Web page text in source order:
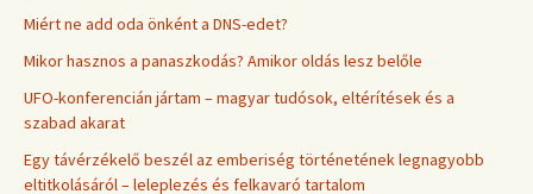
Miért ne add oda önként a DNS-edet?
Mikor hasznos a panaszkodás? Amikor oldás lesz belőle
UFO-konferencián jártam – magyar tudósok, eltérítések és a
szabad akarat
Egy távérzékelő beszél az emberiség történetének legnagyobb
eltitkolásáról – leleplezés és felkavaró tartalom